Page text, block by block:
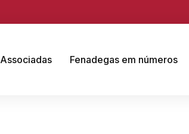
Associadas Fenadegas em números